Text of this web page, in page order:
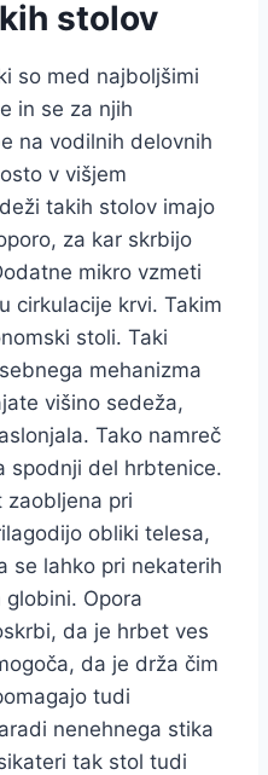
stolov
so med najboljšimi
in se za njih
na vodilnih delovnih
v višjem
takih stolov imajo
za kar skrbijo
mikro vzmeti
cirkulacije krvi. Takim
stoli. Taki
mehanizma
višino sedeža,
Tako namreč
spodnji del hrbtenice.
zaobljena pri
obliki telesa,
se lahko pri nekaterih
Opora
da je hrbet ves
da je drža čim
tudi
nenehnega stika
tak stol tudi